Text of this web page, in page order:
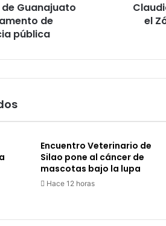
Guanajuato
de
pública
el
Encuentro Veterinario de
Silao pone al cáncer de
mascotas bajo la lupa
Hace 12 horas